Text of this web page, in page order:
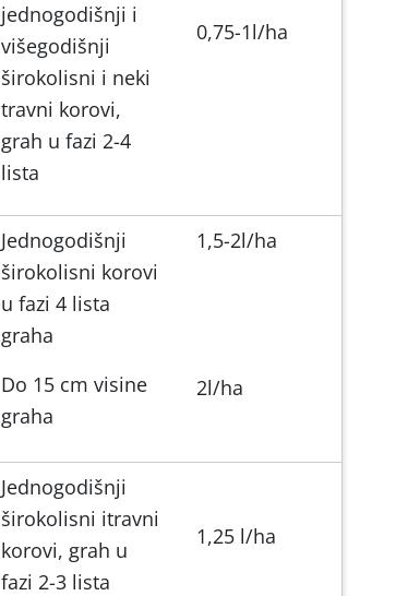
jednogodišnji i
višegodišnji
širokolisni i neki
travni korovi,
grah u fazi 2-4
lista
0,75-1l/ha
Jednogodišnji
širokolisni korovi
u fazi 4 lista
graha
Do 15 cm visine
graha
1,5-2l/ha
2l/ha
Jednogodišnji
širokolisni itravni
korovi, grah u
fazi 2-3 lista
1,25 l/ha